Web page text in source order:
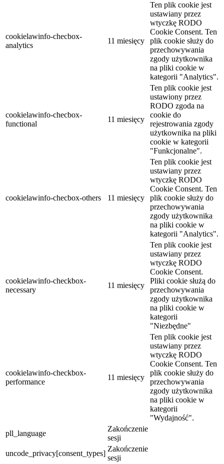
cookielawinfo-checbox-
analytics
11 miesięcy
Ten plik cookie jest
ustawiany przez
wtyczkę RODO
Cookie Consent. Ten
plik cookie służy do
przechowywania
zgody użytkownika
na pliki cookie w
kategorii "Analytics".
cookielawinfo-checbox-
functional
11 miesięcy
Ten plik cookie jest
ustawiony przez
RODO zgoda na
cookie do
rejestrowania zgody
użytkownika na pliki
cookie w kategorii
"Funkcjonalne".
cookielawinfo-checbox-others 11 miesięcy
Ten plik cookie jest
ustawiany przez
wtyczkę RODO
Cookie Consent. Ten
plik cookie służy do
przechowywania
zgody użytkownika
na pliki cookie w
kategorii "Analytics".
cookielawinfo-checkbox-
necessary
11 miesięcy
Ten plik cookie jest
ustawiany przez
wtyczkę RODO
Cookie Consent.
Pliki cookie służą do
przechowywania
zgody użytkownika
na pliki cookie w
kategorii
"Niezbędne"
cookielawinfo-checkbox-
performance
11 miesięcy
Ten plik cookie jest
ustawiany przez
wtyczkę RODO
Cookie Consent. Ten
plik cookie służy do
przechowywania
zgody użytkownika
na pliki cookie w
kategorii
"Wydajność".
pll_language
Zakończenie
sesji
uncode_privacy[consent_types]
Zakończenie
sesji